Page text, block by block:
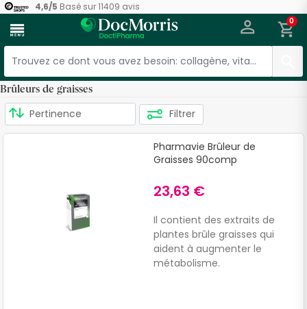
4,6/5 Basé sur11409 avis
menu 0
Brûleurs de graisses
Filtrer
Pharmavie Brûleur de
Graisses 90comp
23,63 €
Il contient des extraits de
plantes brûle graisses qui
aident à augmenter le
métabolisme.